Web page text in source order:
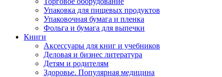
Упаковка для пищевых продуктов
Упаковочная бумага и пленка
Фольга и бумага для выпечки
Книги
Аксессуары для книг и учебников
Деловая и бизнес литература
Детям и родителям
Здоровье. Популярная медицина